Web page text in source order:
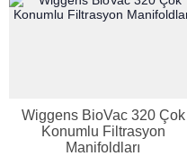
Wiggens BioVac 320 Çok
Konumlu Filtrasyon
Manifoldları